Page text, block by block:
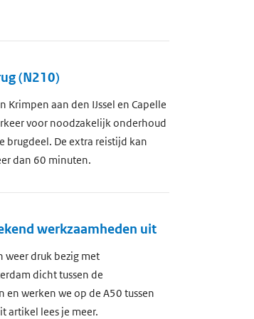
(N210)
Krimpen aan den IJssel en Capelle
voor noodzakelijk onderhoud
brugdeel. De extra reistijd kan
dan 60 minuten.
werkzaamheden uit
weer druk bezig met
dicht tussen de
werken we op de A50 tussen
artikel lees je meer.